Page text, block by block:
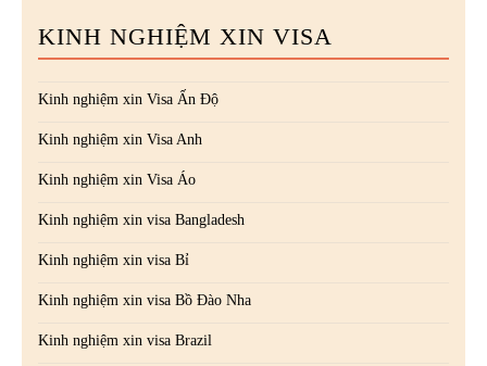
KINH NGHIỆM XIN VISA
Kinh nghiệm xin Visa Ấn Độ
Kinh nghiệm xin Visa Anh
Kinh nghiệm xin Visa Áo
Kinh nghiệm xin visa Bangladesh
Kinh nghiệm xin visa Bỉ
Kinh nghiệm xin visa Bồ Đào Nha
Kinh nghiệm xin visa Brazil